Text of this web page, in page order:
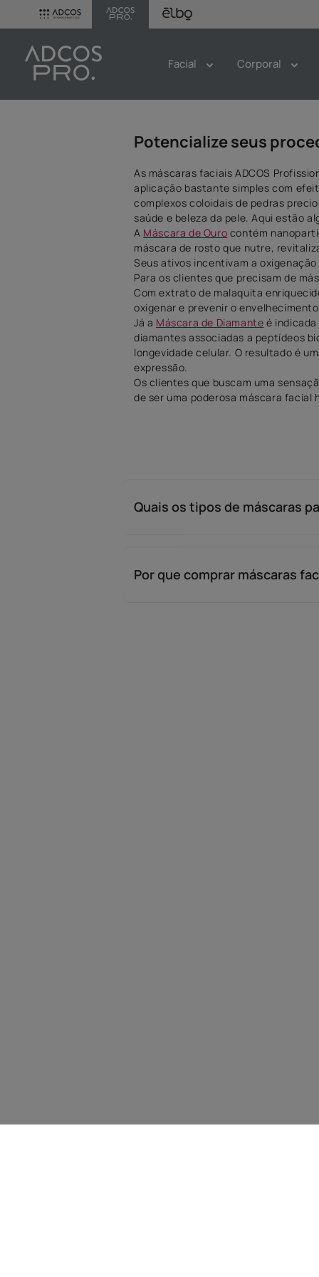
Facial Corporal
Potencialize seus
As máscaras faciais ADCOS
aplicação bastante simples com
complexos coloidais de pedras
saúde e beleza da pele. Aqui estão
A Máscara de Ouro contém
máscara de rosto que nutre,
Seus ativos incentivam a
Para os clientes que precisam de
Com extrato de malaquita
oxigenar e prevenir o
Já a Máscara de Diamante é
diamantes associadas a peptídeos
longevidade celular. O resultado é
expressão.
Os clientes que buscam uma
de ser uma poderosa máscara
irritações. Enriquecida com
Essas são apenas algumas das
Quais os tipos de máscaras
Uma máscara facial, também
benefícios como hidratação , ação
colágeno.
Há ainda tipos de máscara de
outros procedimentos, como a
Por que comprar máscaras
nossos produtos? Trabalhe com
ADCOS Profissional e rentabilize